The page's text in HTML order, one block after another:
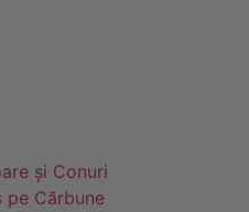
și Conuri
pe Cărbune